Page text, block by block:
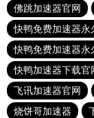
佛跳加速器官网
快鸭免费加速器永
快鸭免费加速器永
快鸭加速器下载官
飞讯加速器官网
烧饼哥加速器